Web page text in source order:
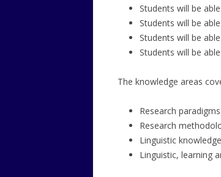
Students will be
Students will be
Students will be
Students will be
The knowledge areas
Research paradigms
Research
Linguistic knowledge
Linguistic, learning